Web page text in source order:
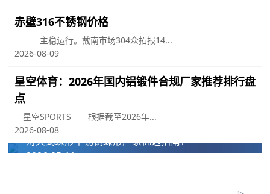
赤壁316不锈钢价格
主稳运行。戴南市场304众拓报14...
2026-08-09
星空体育：2026年国内铝锻件合规厂家推荐排行盘
点
星空SPORTS 根据截至2026年...
2026-08-08
2026止回阀厂家推荐法兰式止回阀法兰消声对夹式船用
对夹式蝶形不锈钢蝶形厂家优选指南！
2026-05-11